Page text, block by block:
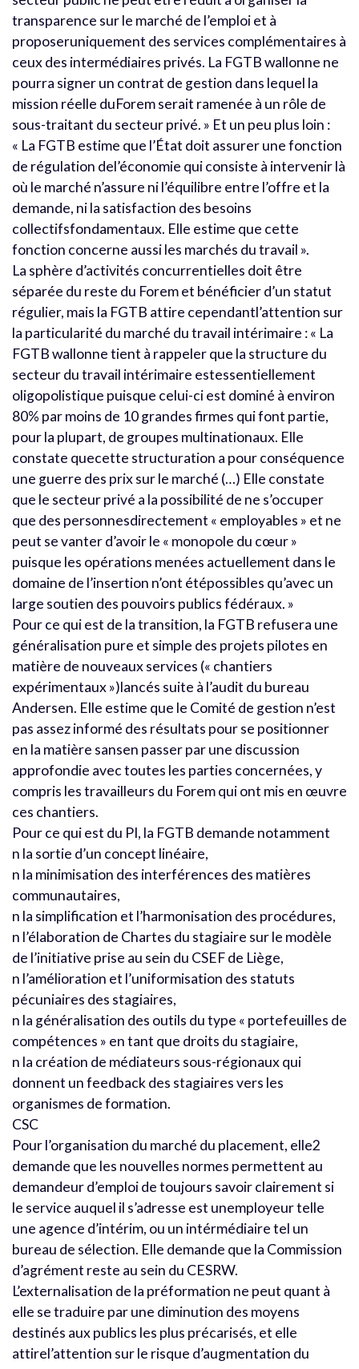
transparence sur le marché de l’emploi et à
proposeruniquement des services complémentaires à
ceux des intermédiaires privés. La FGTB wallonne ne
pourra signer un contrat de gestion dans lequel la
mission réelle duForem serait ramenée à un rôle de
sous-traitant du secteur privé. » Et un peu plus loin :
« La FGTB estime que l’État doit assurer une fonction
de régulation del’économie qui consiste à intervenir là
où le marché n’assure ni l’équilibre entre l’offre et la
demande, ni la satisfaction des besoins
collectifsfondamentaux. Elle estime que cette
fonction concerne aussi les marchés du travail ».
La sphère d’activités concurrentielles doit être
séparée du reste du Forem et bénéficier d’un statut
régulier, mais la FGTB attire cependantl’attention sur
la particularité du marché du travail intérimaire : « La
FGTB wallonne tient à rappeler que la structure du
secteur du travail intérimaire estessentiellement
oligopolistique puisque celui-ci est dominé à environ
80% par moins de 10 grandes firmes qui font partie,
pour la plupart, de groupes multinationaux. Elle
constate quecette structuration a pour conséquence
une guerre des prix sur le marché (…) Elle constate
que le secteur privé a la possibilité de ne s’occuper
que des personnesdirectement « employables » et ne
peut se vanter d’avoir le « monopole du cœur »
puisque les opérations menées actuellement dans le
domaine de l’insertion n’ont étépossibles qu’avec un
large soutien des pouvoirs publics fédéraux. »
Pour ce qui est de la transition, la FGTB refusera une
généralisation pure et simple des projets pilotes en
matière de nouveaux services (« chantiers
expérimentaux »)lancés suite à l’audit du bureau
Andersen. Elle estime que le Comité de gestion n’est
pas assez informé des résultats pour se positionner
en la matière sansen passer par une discussion
approfondie avec toutes les parties concernées, y
compris les travailleurs du Forem qui ont mis en œuvre
ces chantiers.
Pour ce qui est du PI, la FGTB demande notamment
n la sortie d’un concept linéaire,
n la minimisation des interférences des matières
communautaires,
n la simplification et l’harmonisation des procédures,
n l’élaboration de Chartes du stagiaire sur le modèle
de l’initiative prise au sein du CSEF de Liège,
n l’amélioration et l’uniformisation des statuts
pécuniaires des stagiaires,
n la généralisation des outils du type « portefeuilles de
compétences » en tant que droits du stagiaire,
n la création de médiateurs sous-régionaux qui
donnent un feedback des stagiaires vers les
organismes de formation.
CSC
Pour l’organisation du marché du placement, elle2
demande que les nouvelles normes permettent au
demandeur d’emploi de toujours savoir clairement si
le service auquel il s’adresse est unemployeur telle
une agence d’intérim, ou un intérmédiaire tel un
bureau de sélection. Elle demande que la Commission
d’agrément reste au sein du CESRW.
L’externalisation de la préformation ne peut quant à
elle se traduire par une diminution des moyens
destinés aux publics les plus précarisés, et elle
attirel’attention sur le risque d’augmentation du